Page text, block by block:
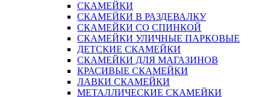
СКАМЕЙКИ
СКАМЕЙКИ В РАЗДЕВАЛКУ
СКАМЕЙКИ СО СПИНКОЙ
СКАМЕЙКИ УЛИЧНЫЕ ПАРКОВЫЕ
ДЕТСКИЕ СКАМЕЙКИ
СКАМЕЙКИ ДЛЯ МАГАЗИНОВ
КРАСИВЫЕ СКАМЕЙКИ
ЛАВКИ СКАМЕЙКИ
МЕТАЛЛИЧЕСКИЕ СКАМЕЙКИ